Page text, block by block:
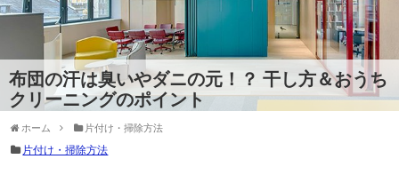
布団の汗は臭いやダニの元！？ 干し方＆おうち
クリーニングのポイント
ホーム 片付け・掃除方法
片付け・掃除方法